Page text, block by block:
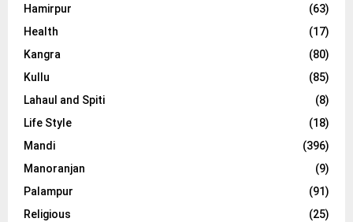
Hamirpur
(63)
Health
(17)
Kangra
(80)
Kullu
(85)
Lahaul and Spiti
(8)
Life Style
(18)
Mandi
(396)
Manoranjan
(9)
Palampur
(91)
Religious
(25)